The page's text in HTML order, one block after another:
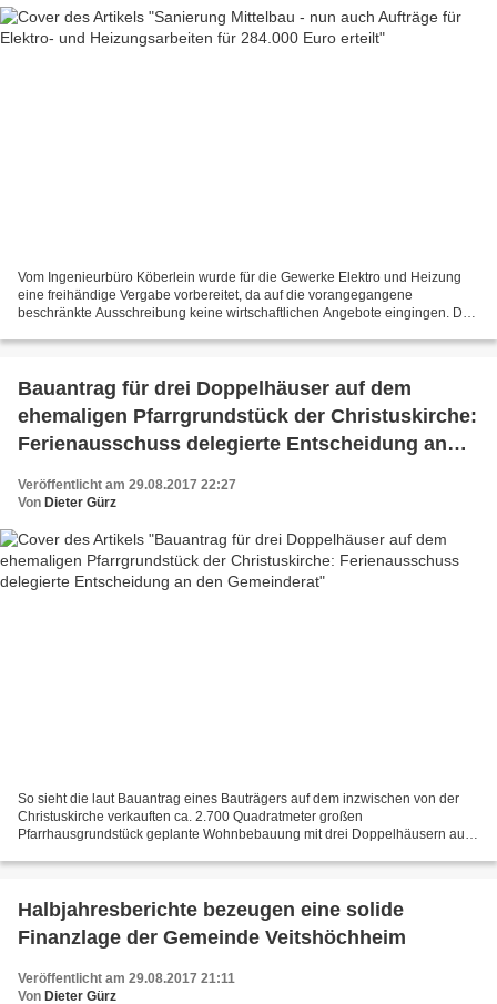
Vom Ingenieurbüro Köberlein wurde für die Gewerke Elektro und Heizung
eine freihändige Vergabe vorbereitet, da auf die vorangegangene
beschränkte Ausschreibung keine wirtschaftlichen Angebote eingingen. Der
Bauantrag für drei Doppelhäuser auf dem
ehemaligen Pfarrgrundstück der Christuskirche:
Ferienausschuss delegierte Entscheidung an
Veröffentlicht am 29.08.2017 22:27
Von Dieter Gürz
So sieht die laut Bauantrag eines Bauträgers auf dem inzwischen von der
Christuskirche verkauften ca. 2.700 Quadratmeter großen
Pfarrhausgrundstück geplante Wohnbebauung mit drei Doppelhäusern aus.
Halbjahresberichte bezeugen eine solide
Finanzlage der Gemeinde Veitshöchheim
Veröffentlicht am 29.08.2017 21:11
Von Dieter Gürz